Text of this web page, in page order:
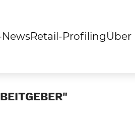
Retail-ProfilingÜber